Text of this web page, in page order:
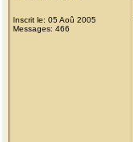
Inscrit le: 05 Aoû 2005
Messages: 466